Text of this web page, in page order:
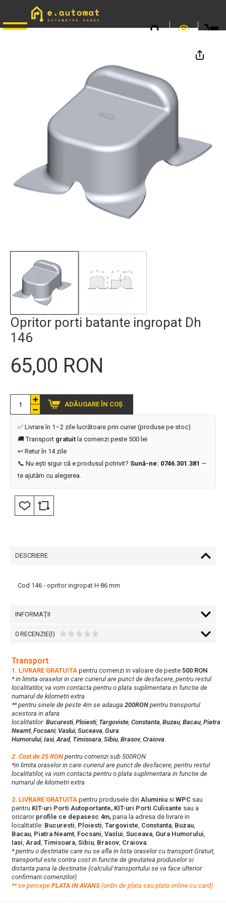
📞0746.301.381· L–V 9–17 · Livrare gratuită peste 500 lei
Opritor porti batante ingropat Dh
146
65,00 RON
ADĂUGARE ÎN COȘ
✅ Livrare în 1–2 zile lucrătoare prin curier (produse pe stoc)
🚚 Transport gratuit la comenzi peste 500 lei
↩️ Retur în 14 zile
📞 Nu ești sigur că e produsul potrivit? Sună-ne: 0746.301.381 —
te ajutăm cu alegerea.
DESCRIERE
Cod 146 - opritor ingropat H 86 mm
INFORMAŢII
0 RECENZIE(I)
Transport:
1. LIVRARE GRATUITA pentru comenzi in valoare de peste 500 RON
* in limita oraselor in care curierul are punct de desfacere, pentru restul
localitatilor, va vom contacta pentru o plata suplimentara in functie de
numarul de kilometri extra
** pentru sinele de peste 4m se adauga 200RON pentru transportul
acestora in afara
localitatilor: Bucuresti, Ploiesti, Targoviste, Constanta, Buzau, Bacau, Piatra
Neamt, Focsani, Vaslui, Suceava, Gura
Humorului, Iasi,Arad, Timisoara, Sibiu, Brasov, Craiova.
2. Cost de 25 RON pentru comenzi sub 500RON
*in limita oraselor in care curierul are punct de desfacere, pentru restul
localitatilor, va vom contacta pentru o plata suplimentara in functie de
numarul de kilometri extra
2. LIVRARE GRATUITA pentru produsele din Aluminiu si WPC sau
pentru KIT-uri Porti Autoportante, KIT-uri Porti Culisante sau a
oricarorprofile ce depasesc 4m, pana la adresa de livrare in
localitatile: Bucuresti, Ploiesti, Targoviste, Constanta, Buzau,
Bacau, Piatra Neamt, Focsani, Vaslui, Suceava, Gura Humorului,
Iasi, Arad, Timisoara, Sibiu, Brasov, Craiova.
* pentru o destinatie care nu se afla in lista oraselor cu transport Gratuit,
transportul este contra cost in functie de greutatea produselor si
distanta pana la destinatie (calculul transportului se va face ulterior
confirmarii comenzilor)
**se percepe PLATA IN AVANS (ordin de plata sau plata online cu card)